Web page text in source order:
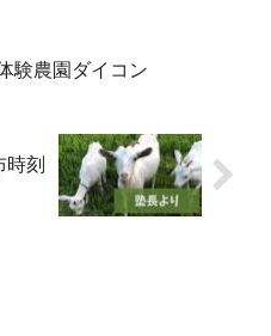
験農園ダイコン
刻